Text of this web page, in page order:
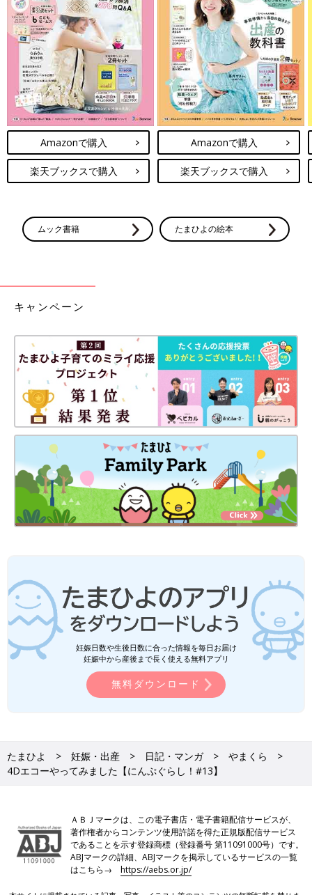
Amazonで購入
楽天ブックスで購入
Amazonで購入
楽天ブックスで購入
ムック書籍 たまひよの絵本
キャンペーン
妊娠日数や生後日数に合った情報を毎日お届け
妊娠中から産後まで長く使える無料アプリ
無料ダウンロード
たまひよ 妊娠・出産 日記・マンガ
やまくら
4Dエコーやってみました【にんぷぐらし！#13】
ＡＢＪマークは、この電子書店・電子書籍配信サービスが、
著作権者からコンテンツ使用許諾を得た正規版配信サービス
であることを示す登録商標（登録番号 第11091000号）です。
ABJマークの詳細、ABJマークを掲示しているサービスの一覧
はこちら→https://aebs.or.jp/